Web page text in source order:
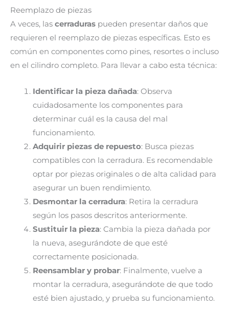
Reemplazo de piezas
A veces, las cerraduras pueden presentar daños que
requieren el reemplazo de piezas específicas. Esto es
común en componentes como pines, resortes o incluso
en el cilindro completo. Para llevar a cabo esta técnica:
Identificar la pieza dañada: Observa
cuidadosamente los componentes para
determinar cuál es la causa del mal
funcionamiento.
Adquirir piezas de repuesto: Busca piezas
compatibles con la cerradura. Es recomendable
optar por piezas originales o de alta calidad para
asegurar un buen rendimiento.
Desmontar la cerradura: Retira la cerradura
según los pasos descritos anteriormente.
Sustituir la pieza: Cambia la pieza dañada por
la nueva, asegurándote de que esté
correctamente posicionada.
Reensamblar y probar: Finalmente, vuelve a
montar la cerradura, asegurándote de que todo
esté bien ajustado, y prueba su funcionamiento.